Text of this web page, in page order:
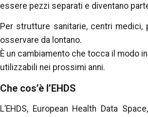
essere pezzi separati e diventano
Per strutture sanitarie, centri
osservare da lontano.
È un cambiamento che tocca il modo
utilizzabili nei prossimi anni.
Che cos’è l’EHDS
L’EHDS, European Health Data